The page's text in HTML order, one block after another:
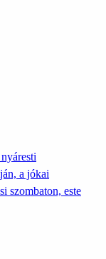
a jókai
szombaton, este